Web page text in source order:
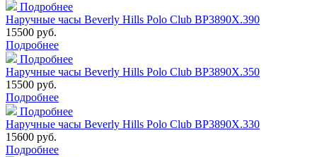
Подробнее
Наручные часы Beverly Hills Polo Club BP3890X.390
15500 руб.
Подробнее
Подробнее
Наручные часы Beverly Hills Polo Club BP3890X.350
15500 руб.
Подробнее
Подробнее
Наручные часы Beverly Hills Polo Club BP3890X.330
15600 руб.
Подробнее